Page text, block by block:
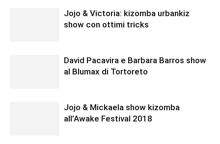
Jojo & Victoria: kizomba urbankiz
show con ottimi tricks
David Pacavira e Barbara Barros show
al Blumax di Tortoreto
Jojo & Mickaela show kizomba
all’Awake Festival 2018